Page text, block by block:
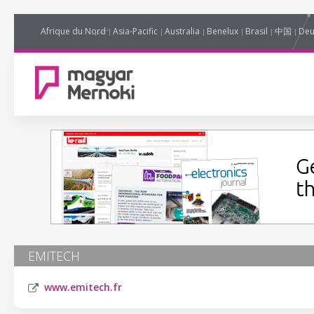
Afrique du Nord Asia-Pacific Australia Benelux Brasil 中国
EMITECH
www.emitech.fr